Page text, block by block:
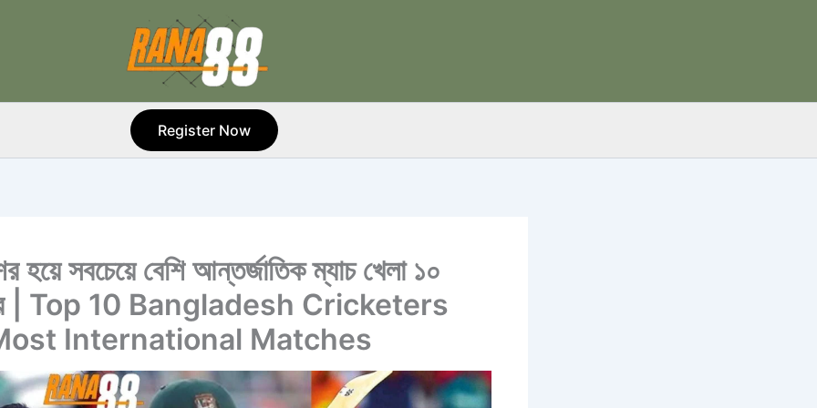
Register Now
হয়ে সবচেয়ে বেশি আন্তর্জাতিক ম্যাচ খেলা ১০
| Top 10 Bangladesh Cricketers
International Matches